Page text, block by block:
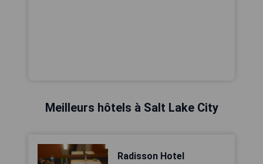
Meilleurs hôtels à Salt Lake City
Radisson Hotel